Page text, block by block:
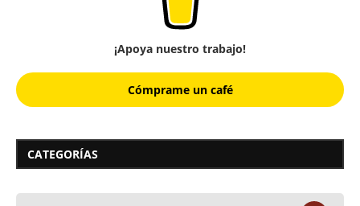
¡Apoya nuestro trabajo!
Cómprame un café
CATEGORÍAS